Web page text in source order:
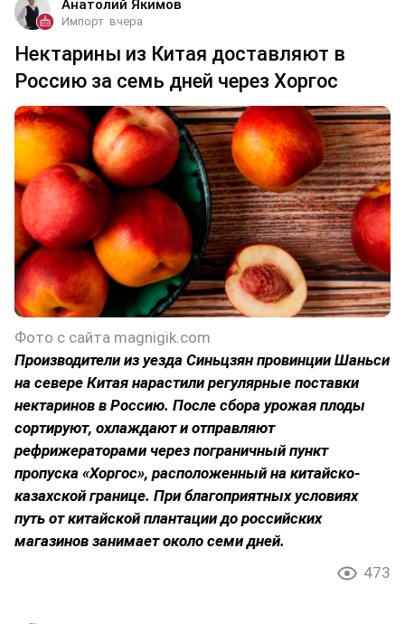
Анатолий Якимов
Импорт вчера
Нектарины из Китая доставляют в
Россию за семь дней через Хоргос
Фото с сайта magnigik.com
Производители из уезда Синьцзян провинции Шаньси
на севере Китая нарастили регулярные поставки
нектаринов в Россию. После сбора урожая плоды
сортируют, охлаждают и отправляют
рефрижераторами через пограничный пункт
пропуска «Хоргос», расположенный на китайско-
казахской границе. При благоприятных условиях
путь от китайской плантации до российских
магазинов занимает около семи дней.
473